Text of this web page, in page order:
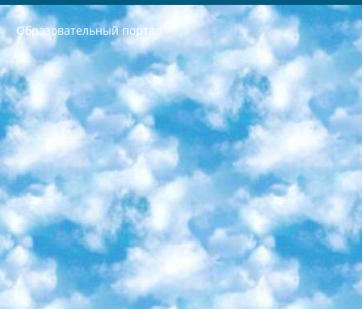
Образовательный портал
РЕСПУБЛИКА УЗБЕКИСТАН МИНИСТРЕРСТВО ДОШКОЛЬНОГО И ШКОЛЬНОГО ОБРАЗОВАНИЯ КОМАНДА в общеобразовательных учреждениях в 2023-2024 учебном году организация и проведение итоговой государственной аттестации обучающихся о Министра дошкольного и школьного образования Республики Узбекистан от 4 марта 2008 года (постановлением Минюста от 20 марта 2008 года № 1778 государственной регистрации) «Итоговое состояние учащихся общего среднего образования на основании положения об утверждении положения об аттестации общего среднего образования выпускной экзамен студентов в образовательных учреждениях в 2023-2024 учебном году В целях организации и прохождения аттестации приказываю: 1. Следующее: перечень предметов, по которым будет проводиться итоговая государственная аттестация и экзамен формы перевода согласно приложению 1; сертификаты международного образца, оценивающие уровень владения иностранными языками перечень согласно приложению 2; 2. Педагогический при специализированных образовательных учреждениях. научно-практический центр квалификации и международной оценки (Д.Давидова) 2024 г. До 25 марта: задания по предметам, по которым будет проводиться итоговая аттестация разработка и утверждение технических условий; итоговая аттестация на основании разработанного предметного задания разработка вопросов по предметам (устно и письменно), экзамен передача; общеобразовательные средние школы и специальные учебные заведения учащиеся выпускных классов школ и интернатов в агентской системе подготовка базы данных экзаменационных материалов и критериев оценки; перевод базы экзаменационных материалов на все языки обучения подать в Республиканский образовательный центр для изготовления; варианты экзаменов на основе разработанных контрольных материалов пусть будут поставлены задачи формирования. 3. Республиканский образовательный центр (Ш.Худайкулов) до 5 апреля 2024 года. до: база данных предоставленных экзаменационных материалов на все языки обучения перевод и экспертиза; для слепых, слабовидящих, глухих, слабослышащих и умственно отсталых детей учащиеся выпускных классов специализированных школ и школ-интернатов база данных экзаменационных материалов на всех преподаваемых языках подготовка критериев оценки; специализированные школы для умственно отсталых детей и технологии для учащихся выпускных классов школ-интернатов разработка соответствующих рекомендаций и критериев проведения ЕГЭ по естествознанию давать задания. 4. Педагогический при специализированных образовательных учреждениях. Научно-практический центр навыков и международной оценки (Д.Давидова), Республика образовательный центр (Худайкулов Ш.) итоговый государственный аттестационный экзамен ориентирован на творческое и логическое мышление при подготовке базы материалов учитывать введение заданий. 5. Следует отметить, что: сертификат государственного образца о знании общеобразовательного предмета и как минимум национальный уровень B1 по предметам на иностранных языках, указанным в Приложении 2. или международно признанный сертификат эквивалентного уровня студенты, изучающие определенный предмет, освобождаются от экзамена; по соответствующим предметам запланирована итоговая государственная аттестация за день до дня, путем жеребьевки Рабочей группой (в письменной форме по предметам, проводимым в форме) из числа сформированных вариантов выбрано 2 варианта; 2 выбранных варианта экзамена анонсированы на официальном сайте министерства и все выпускники по всей стране на основе этих вариантов проводит итоговую государственную аттестацию. 6. Государственное образование учащихся средних общеобразовательных учреждений. знания в соответствии с квалификационными требованиями, которые необходимо приобрести на основании стандартов итоговый (выпускной) контроль для 9 и 11 классов в целях тестирования Экзамены (далее – экзамены) состоят из предметов, перечисленных в приложении 1. будет сделано. 7. Экзамены пройдут с 26 мая по 15 июня 2024 г. (кроме науки физического воспитания). 8. Физическая для учащихся 9 классов общесредних образовательных учреждений. Экзамены по предмету «Образование, квалификация медицина» 1-6 мая 2024 года. сотрудники перевести под присмотр (с отклонениями в физическом или умственном развитии) специализированная школа для детей, школы-интернаты и со сколиозом школы-интернаты санаторного типа для больных детей исключены). 9. Он был слепым, слабовидящим и имел нарушения опорно-двигательного аппарата. экзамены в специализированных школах и интернатах для детей должны проводиться исходя из требований, предъявляемых к общеобразовательным учреждениям (физкультура кроме науки). 10. Специализированная школа для глухих и слабослышащих детей. и экзамены в интернатах и быть реализован в виде письменного теста по математике. 11. Специальность для умственно отсталых детей. Для 9 класса Родной язык и литературное письмо Государственный язык (язык обучения – узбекский). для неклассов) написано Математическое письмо Письменная/устная история Узбекистана Физическое воспитание практично Итоговый контроль Для 11 класса Написание родного языка и литературы (эссе) Математическое письмо Узбекский язык (обучение на узбекском языке) не посещающее общее среднее образование для учреждений)/Образовательное учреждение выбор письменный и устный Иностранный язык письменный/устный Письменная/устная история Узбекистана *По выбору студента:  Химия  Физика  Основы государственного права  География 10 бесплатных образовательных ресурсов - Мы составили подборку онлайн-проектов с интерактивными упражнениями, видеолекциями и статьями. Они помогут вам обрести новые и освежить старые знания бесплатно. 1. «ИНТУИТ» Старейшая образовательная площадка Рунета. Здесь вы найдёте сотни текстовых и видеокурсов на десятки различных тем — от программирования до психологии. Многие курсы подготовлены российскими университетами и крупными международными компаниями вроде Intel и Microsoft. Самостоятельное обучение бесплатное, но желающие могут оплатить услуги персональных наставников. 2. «Смартия» знакомит с актуальными профессиями и подсказывает, как им обучаться. Выбрав заинтересовавшую вас специальность — SMM-специалист, фотограф, веб-дизайнер или другую, — увидите список необходимых для неё умений. Чтобы вы могли освоить их самостоятельно, для каждого умения площадка отображает подборку ссылок на учебные материалы. Хотя «Смартия» ориентируется на русскоязычную аудиторию, часть контента всё же доступна только на английском. 3. «Лекторий Физтеха» Проект Московского физико-технического института (Физтеха). С его помощью вы можете смотреть онлайн серии лекций, записанные на видео в этом вузе. В числе доступных предметов — физика, биология, химия, информационные технологии и другие. К некоторым лекциям администрация ресурса прилагает готовые конспекты, которые можно скачивать в PDF-формате. 4. ITMOcourses Онлайн-площадка Санкт-Петербургского национального исследовательского университета информационных технологий, механики и оптики (ИТМО). Ресурс предоставляет свободный доступ к курсам, разработанным в этом вузе. Каталог материалов разбит на четыре категории: «Оптические системы и технологии», «Приборостроение и робототехника», «Информационные технологии» и «Биотехнологии». Курсы состоят из видеолекций, интерактивных демонстраций и заданий. 5. «КиберЛенинка» Электронная научная библиотека открытого доступа. Каталог площадки регулярно обрастает текстами статей из различных научных изданий. Сгруппированные по журналам и рубрикам публикации можно читать онлайн или скачивать целиком в PDF-формате. Проект нацелен на популяризацию науки за счёт открытого доступа к качественной информации. 6. «ПостНаука» На этом ресурсе публикуют подборки видеолекций, составленные экспертами из разных отраслей и объединённые общими темами. Среди них, к примеру, есть серии «Биоинформатика и геномика», «Культура средневековой Скандинавии» и Cinema Studies о теории кино. Каждая подборка лекций — логически связанная история, рассказанная экспертом от первого лица. Кроме того, на сайте появляются научно-образовательные статьи и тесты на разные темы. 7. «Newочём» Команда проекта «Newочём» отбирает самые интересные тексты из англоязычных СМИ и переводит те из них, за которые голосуют участники сообщества «ВКонтакте». По большей части это научно-популярные статьи. Редакторы придумывают лишь заголовки, в остальном содержание переводов соответствует оригиналам. Полные тексты можно читать прямо в социальной сети. 8. InternetUrok Онлайн-база материалов по основным дисциплинам школьной программы. Информация на сайте структурирована по классам, предметам и темам (урокам). Каждый урок состоит из видеолекций и конспектов. Есть также интерактивные тренажёры и тесты для закрепления пройденного материала. Даже если вы давно окончили школу, возможность повторить программу старших классов всегда может пригодиться. 9. Edutainme Ещё один ресурс об образовании. В отличие от Newtonew, как мне кажется, Edutainme больше ориентируется на представителей индустрии: педагогов, предпринимателей, разработчиков образовательных проектов. Но и любой, кто просто стремится к саморазвитию, найдёт на сайте много полезного и интересного для себя. Например, информацию о новых курсах и образовательных сервисах. 10. Newtonew Онлайн-медиа об образовании и обучении в широком смысле. Авторы Newtonew пишут об инструментах, заведениях, тактиках и стратегиях, которые помогают учить других и получать новые знания самостоятельно. На этой площадке вы найдёте новости, обзоры, аналитические мат